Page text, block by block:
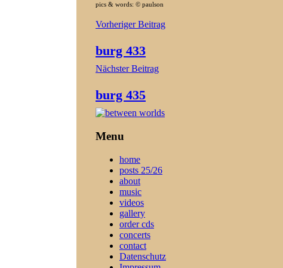
pics & words: © paulson
Beitragsnavigation
Vorheriger Beitrag
burg 433
Nächster Beitrag
burg 435
Menu
home
posts 25/26
about
music
videos
gallery
order cds
concerts
contact
Datenschutz